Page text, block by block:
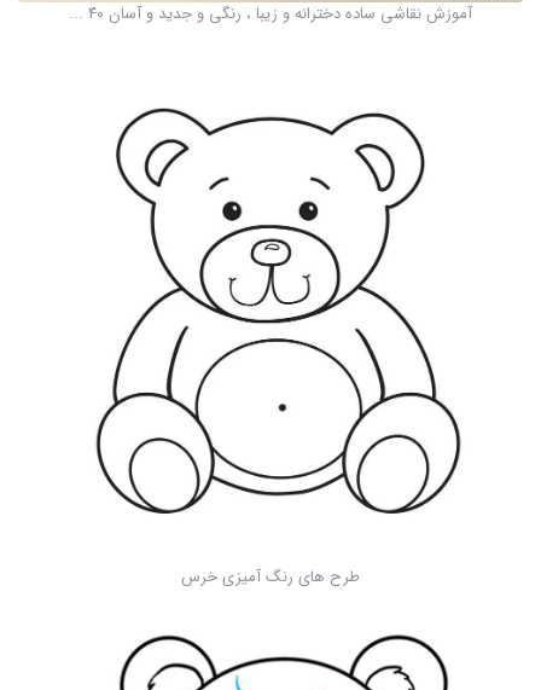
آموزش نقاشی ساده دخترانه و زیبا ، رنگی و جدید و آسان ۴۰ ...
طرح های رنگ آمیزی خرس